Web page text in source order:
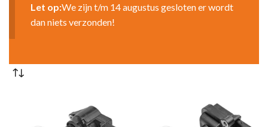
Let op:We zijn t/m 14 augustus gesloten er wordt
dan niets verzonden!